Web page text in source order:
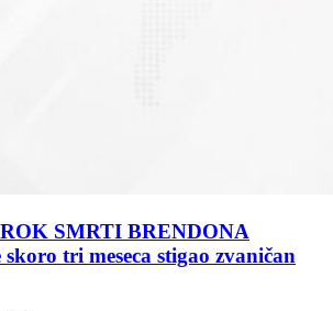
SMRTI BRENDONA
tri meseca stigao zvaničan